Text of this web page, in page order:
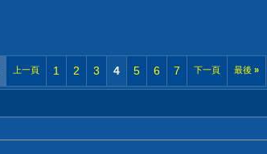
上一頁 1 2 3 4 5 6 7 下一頁 最後 »